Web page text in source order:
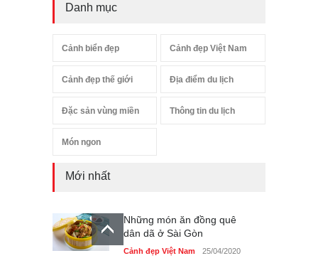
Danh mục
Cảnh biển đẹp Cảnh đẹp Việt Nam
Cảnh đẹp thế giới Địa điểm du lịch
Đặc sản vùng miền Thông tin du lịch
Món ngon
Mới nhất
Những món ăn đồng quê
dân dã ở Sài Gòn
Cảnh đẹp Việt Nam 25/04/2020